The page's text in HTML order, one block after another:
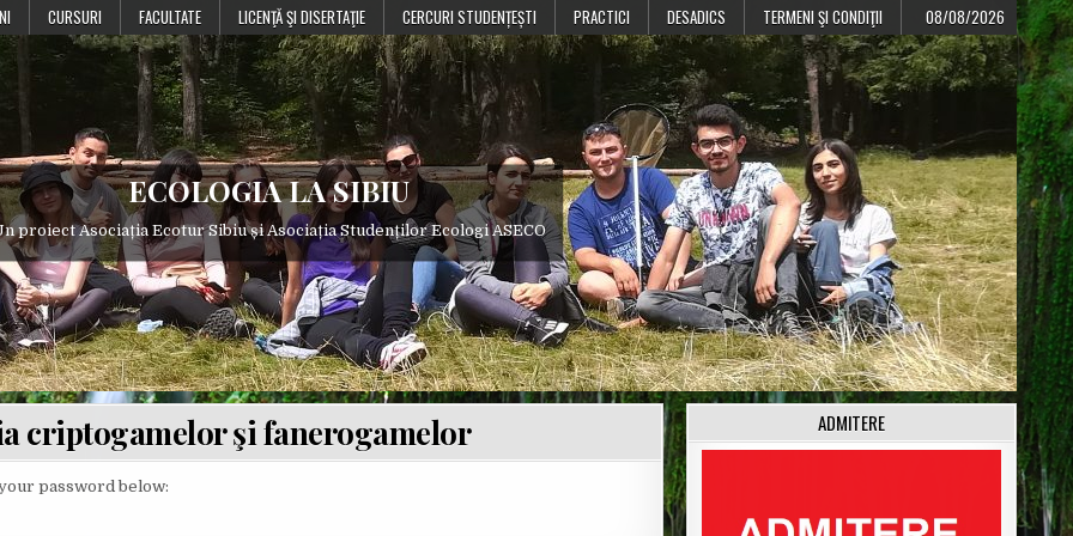
CURSURI FACULTATE LICENŢĂ ŞI DISERTAŢIE CERCURI STUDENȚEȘTI PRACTICI DESADICS TERMENI ŞI CONDIŢII 08/08/2026
ECOLOGIA LA SIBIU
proiect Asociația Ecotur Sibiu și Asociația Studenților Ecologi ASECO
criptogamelor şi fanerogamelor
password below:
ADMITERE